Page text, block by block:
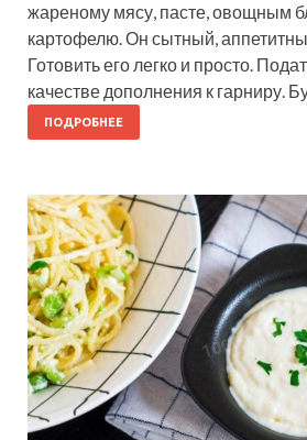
жареному мясу, пасте, овощным
картофелю. Он сытный,
Готовить его легко и просто.
качестве дополнения к гарниру.
ПОДРОБНЕЕ